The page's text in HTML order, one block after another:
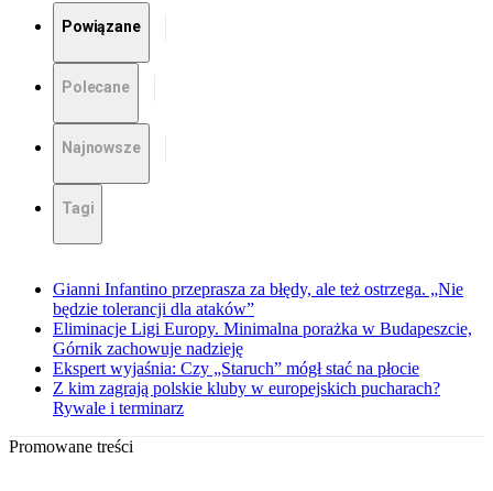
Powiązane
Polecane
Najnowsze
Tagi
Gianni Infantino przeprasza za błędy, ale też ostrzega. „Nie
będzie tolerancji dla ataków”
Eliminacje Ligi Europy. Minimalna porażka w Budapeszcie,
Górnik zachowuje nadzieję
Ekspert wyjaśnia: Czy „Staruch” mógł stać na płocie
Z kim zagrają polskie kluby w europejskich pucharach?
Rywale i terminarz
Promowane treści